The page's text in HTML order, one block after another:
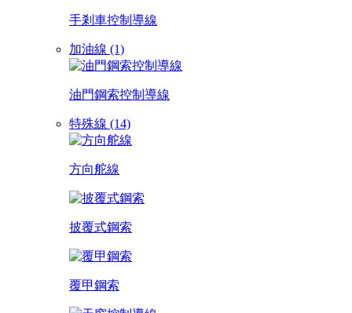
手剎車控制導線
加油線 (1)
油門鋼索控制導線
特殊線 (14)
方向舵線
披覆式鋼索
覆甲鋼索